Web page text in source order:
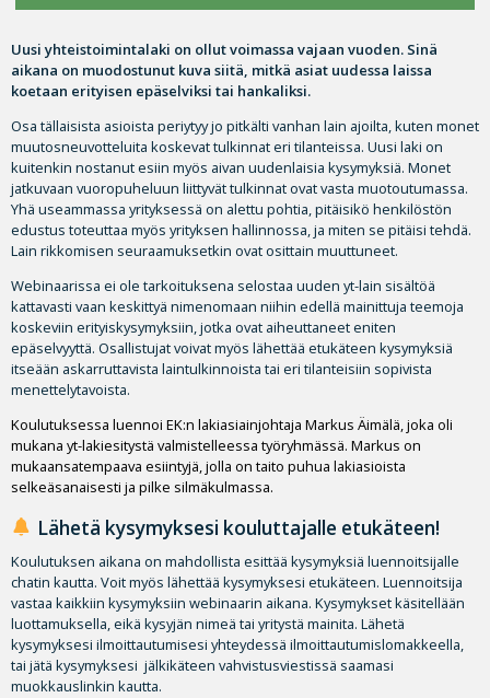
Uusi yhteistoimintalaki on ollut voimassa vajaan vuoden. Sinä
aikana on muodostunut kuva siitä, mitkä asiat uudessa laissa
koetaan erityisen epäselviksi tai hankaliksi.
Osa tällaisista asioista periytyy jo pitkälti vanhan lain ajoilta, kuten monet
muutosneuvotteluita koskevat tulkinnat eri tilanteissa. Uusi laki on
kuitenkin nostanut esiin myös aivan uudenlaisia kysymyksiä. Monet
jatkuvaan vuoropuheluun liittyvät tulkinnat ovat vasta muotoutumassa.
Yhä useammassa yrityksessä on alettu pohtia, pitäisikö henkilöstön
edustus toteuttaa myös yrityksen hallinnossa, ja miten se pitäisi tehdä.
Lain rikkomisen seuraamuksetkin ovat osittain muuttuneet.
Webinaarissa ei ole tarkoituksena selostaa uuden yt-lain sisältöä
kattavasti vaan keskittyä nimenomaan niihin edellä mainittuja teemoja
koskeviin erityiskysymyksiin, jotka ovat aiheuttaneet eniten
epäselvyyttä. Osallistujat voivat myös lähettää etukäteen kysymyksiä
itseään askarruttavista laintulkinnoista tai eri tilanteisiin sopivista
menettelytavoista.
Koulutuksessa luennoi EK:n lakiasiainjohtaja Markus Äimälä, joka oli
mukana yt-lakiesitystä valmistelleessa työryhmässä. Markus on
mukaansatempaava esiintyjä, jolla on taito puhua lakiasioista
selkeäsanaisesti ja pilke silmäkulmassa.
Lähetä kysymyksesi kouluttajalle etukäteen!
Koulutuksen aikana on mahdollista esittää kysymyksiä luennoitsijalle
chatin kautta. Voit myös lähettää kysymyksesi etukäteen. Luennoitsija
vastaa kaikkiin kysymyksiin webinaarin aikana. Kysymykset käsitellään
luottamuksella, eikä kysyjän nimeä tai yritystä mainita. Lähetä
kysymyksesi ilmoittautumisesi yhteydessä ilmoittautumislomakkeella,
tai jätä kysymyksesi jälkikäteen vahvistusviestissä saamasi
muokkauslinkin kautta.